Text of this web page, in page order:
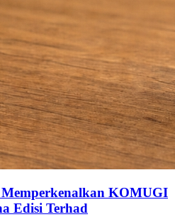
Memperkenalkan KOMUGI
Edisi Terhad